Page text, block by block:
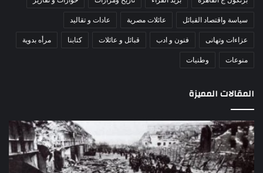
سياسة واقتصاد القبائل عائلات مصرية عادات و تقاليد
عزاءات وتهانى فنون و ادب قبائل و عائلات كتابنا مرأه بدوية
منوعات وطنيات
المقالات المميزة
مذبحة
اللد..
القصة
الكاملة